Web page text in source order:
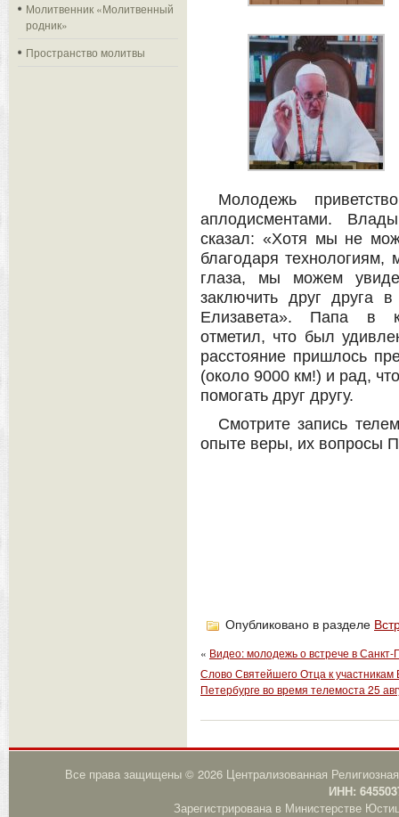
Молитвенник «Молитвенный
родник»
Пространство молитвы
Молодежь
аплодисментами.
сказал: «Хотя мы не
благодаря
глаза, мы можем
заключить друг друга
Елизавета». Папа в
отметил, что был
расстояние пришлось
(около 9000 км!) и рад,
помогать друг другу.
Смотрите запись
опыте веры, их вопросы
Опубликовано в разделе
« Видео: молодежь о встрече в Санкт-
Слово Святейшего Отца к
Петербурге во время телемоста 25
Все права защищены © 2026 Централизованная
ИНН:
Зарегистрирована в Министерстве